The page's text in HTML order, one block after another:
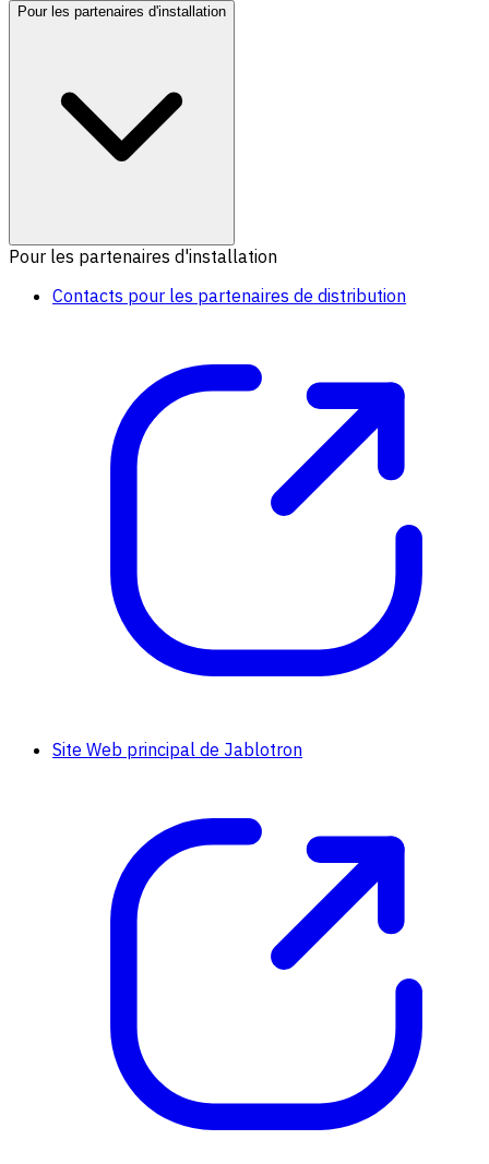
Pour les partenaires d'installation
Pour les partenaires d'installation
Contacts pour les partenaires de distribution
Site Web principal de Jablotron